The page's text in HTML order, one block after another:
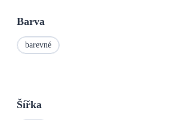
Barva
barevné
Šířka